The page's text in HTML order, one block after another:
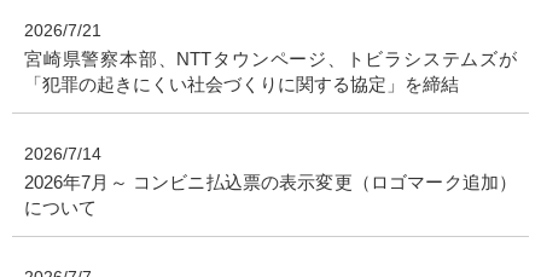
2026/7/21
宮崎県警察本部、NTTタウンページ、トビラシステムズが
「犯罪の起きにくい社会づくりに関する協定」を締結
2026/7/14
2026年7月～ コンビニ払込票の表示変更（ロゴマーク追加）
について